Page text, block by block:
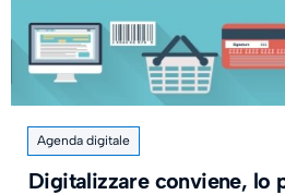
Agenda digitale
Digitalizzare conviene, lo